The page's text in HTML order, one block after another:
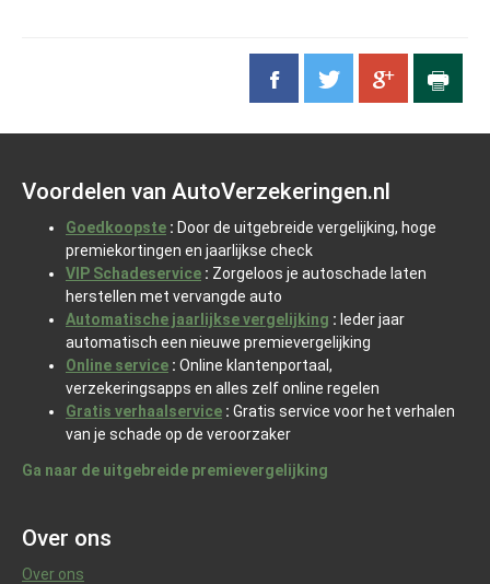
Voordelen van AutoVerzekeringen.nl
Goedkoopste : Door de uitgebreide vergelijking, hoge
premiekortingen en jaarlijkse check
VIP Schadeservice : Zorgeloos je autoschade laten
herstellen met vervangde auto
Automatische jaarlijkse vergelijking : Ieder jaar
automatisch een nieuwe premievergelijking
Online service : Online klantenportaal,
verzekeringsapps en alles zelf online regelen
Gratis verhaalservice : Gratis service voor het verhalen
van je schade op de veroorzaker
Ga naar de uitgebreide premievergelijking
Over ons
Over ons